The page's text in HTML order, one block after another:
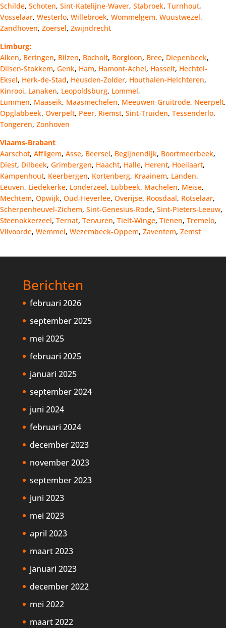
Schilde, Schoten, Sint-Katelijne-Waver, Stabroek, Turnhout,
Vosselaar, Westerlo, Willebroek, Wommelgem, Wuustwezel,
Zandhoven, Zoersel, Zwijndrecht
Limburg:
Alken, Beringen, Bilzen, Bocholt, Borgloon, Bree, Diepenbeek,
Dilsen-Stokkem, Genk, Ham, Hamont-Achel, Hasselt, Hechtel-
Eksel, Herk-de-Stad, Heusden-Zolder, Houthalen-Helchteren,
Kinrooi, Lanaken, Leopoldsburg, Lommel,
Lummen, Maaseik, Maasmechelen, Meeuwen-Gruitrode, Neerpelt,
Opglabbeek, Overpelt, Peer, Riemst, Sint-Truiden, Tessenderlo,
Tongeren, Zonhoven
Vlaams-Brabant
Aarschot, Affligem, Asse, Beersel, Begijnendijk, Boortmeerbeek,
Diest, Dilbeek, Grimbergen, Haacht, Halle, Herent, Hoeilaart,
Kampenhout, Keerbergen, Kortenberg, Kraainem, Landen,
Leuven, Liedekerke, Londerzeel, Lubbeek, Machelen, Meise,
Mechtem, Opwijk, Oud-Heverlee, Overijse, Roosdaal, Rotselaar,
Scherpenheuvel-Zichem, Sint-Genesius-Rode, Sint-Pieters-Leeuw,
Steenokkerzeel, Ternat, Tervuren, Tielt-Winge, Tienen, Tremelo,
Vilvoorde, Wemmel, Wezembeek-Oppem, Zaventem, Zemst
Berichten
februari 2026
september 2025
mei 2025
februari 2025
januari 2025
september 2024
juni 2024
februari 2024
december 2023
november 2023
september 2023
juni 2023
mei 2023
april 2023
maart 2023
januari 2023
december 2022
mei 2022
maart 2022